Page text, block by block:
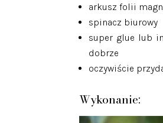
arkusz folii
spinacz biurowy
super glue lub
dobrze
oczywiście
Wykonanie: